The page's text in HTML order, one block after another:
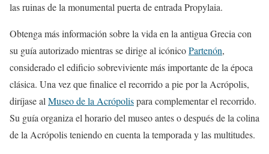
las ruinas de la monumental puerta de entrada Propylaia.
Obtenga más información sobre la vida en la antigua Grecia con
su guía autorizado mientras se dirige al icónicoPartenón,
considerado el edificio sobreviviente más importante de la época
clásica. Una vez que finalice el recorrido a pie por la Acrópolis,
diríjase al Museo de la Acrópolispara complementar el recorrido.
Su guía organiza el horario del museo antes o después de la colina
de la Acrópolis teniendo en cuenta la temporada y las multitudes.